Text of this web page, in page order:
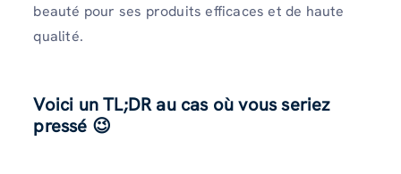
beauté pour ses produits efficaces et de haute
qualité.
Voici un TL;DR au cas où vous seriez
pressé 😉